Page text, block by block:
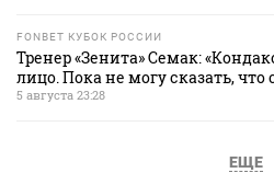
FONBET КУБОК РОССИИ
Тренер «Зенита» Семак:
лицо. Пока не могу сказать, что
5 августа 23:28
ЕЩЕ